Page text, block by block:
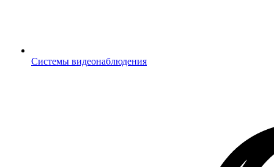
Системы видеонаблюдения